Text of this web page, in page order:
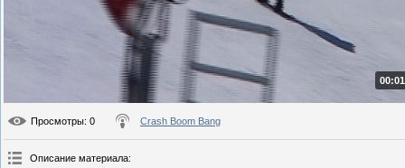
Просмотры: 0 Crash Boom Bang
Описание материала: